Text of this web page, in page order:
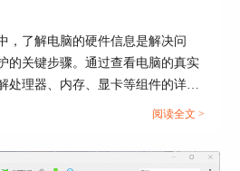
息并不是它最主要的功能，
，了解电脑的硬件信息是解决问
的关键步骤。通过查看电脑的真实
处理器、内存、显卡等组件的详细
脑的性能和使用状况。接下来给大
阅读全文 >